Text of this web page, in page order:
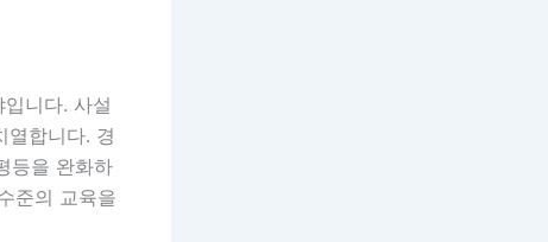
니다. 사설
열합니다. 경
등을 완화하
준의 교육을